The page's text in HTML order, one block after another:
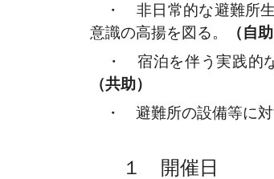
・ 非日常的な避難所生
意識の高揚を図る。
（自助
・ 宿泊を伴う実践的な
（共助）
・ 避難所の設備等に対
１ 開催日